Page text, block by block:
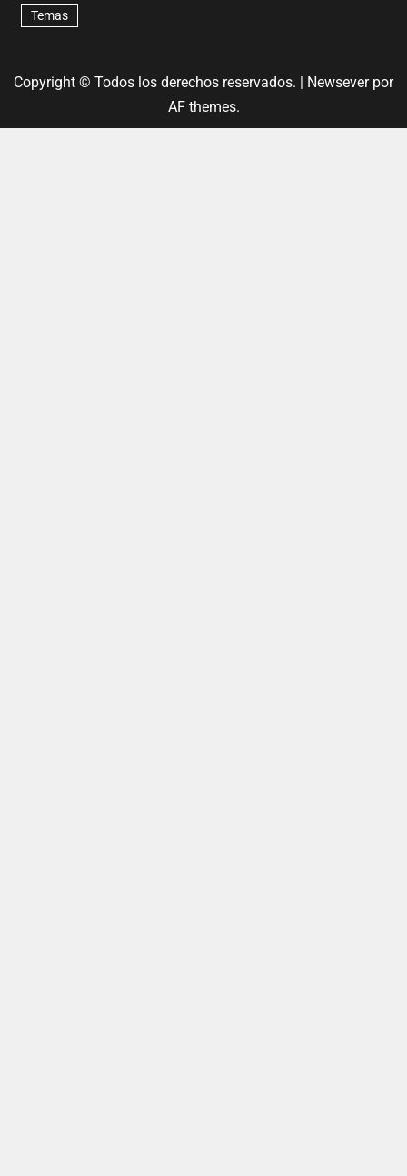
Temas
Copyright © Todos los derechos reservados. Newseverpor
AF themes.